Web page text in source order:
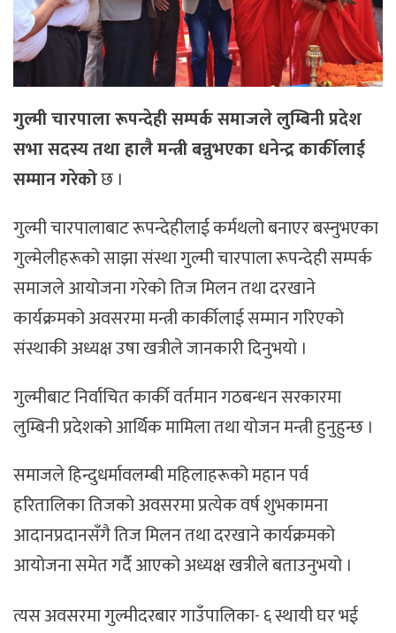
गुल्मी चारपाला रूपन्देही सम्पर्क समाजले लुम्बिनी प्रदेश
सभा सदस्य तथा हालै मन्त्री बन्नुभएका धनेन्द्र कार्कीलाई
सम्मान गरेकोछ ।
गुल्मी चारपालाबाट रूपन्देहीलाई कर्मथलो बनाएर बस्नुभएका
गुल्मेलीहरूको साझा संस्था गुल्मी चारपाला रूपन्देही सम्पर्क
समाजले आयोजना गरेको तिज मिलन तथा दरखाने
कार्यक्रमको अवसरमा मन्त्री कार्कीलाई सम्मान गरिएको
संस्थाकी अध्यक्ष उषा खत्रीले जानकारी दिनुभयो ।
गुल्मीबाट निर्वाचित कार्की वर्तमान गठबन्धन सरकारमा
लुम्बिनी प्रदेशको आर्थिक मामिला तथा योजन मन्त्री हुनुहुन्छ ।
समाजले हिन्दुधर्मावलम्बी महिलाहरूको महान पर्व
हरितालिका तिजको अवसरमा प्रत्येक वर्ष शुभकामना
आदानप्रदानसँगै तिज मिलन तथा दरखाने कार्यक्रमको
आयोजना समेत गर्दै आएको अध्यक्ष खत्रीले बताउनुभयो ।
त्यस अवसरमा गुल्मीदरबार गाउँपालिका- ६ स्थायी घर भई